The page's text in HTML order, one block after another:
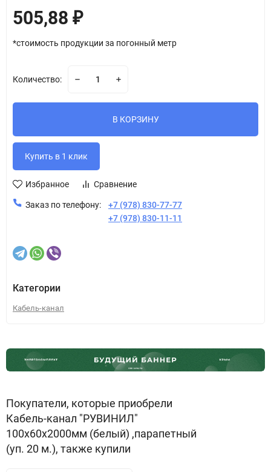
505,88 ₽
*стоимость продукции за погонный метр
Количество:
В КОРЗИНУ
Избранное Сравнение
Заказ по телефону:
+7 (978) 830-77-77
+7 (978) 830-11-11
Категории
Кабель-канал
Покупатели, которые приобрели
Кабель-канал "РУВИНИЛ"
100х60х2000мм (белый) ,парапетный
(уп. 20 м.), также купили